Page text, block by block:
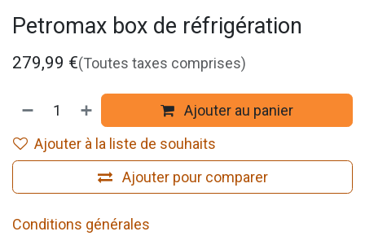
Petromax box de réfrigération
279,99 €(Toutes taxes comprises)
Ajouter au panier
Ajouter pour comparer
Ajouter à la liste de souhaits
Conditions générales